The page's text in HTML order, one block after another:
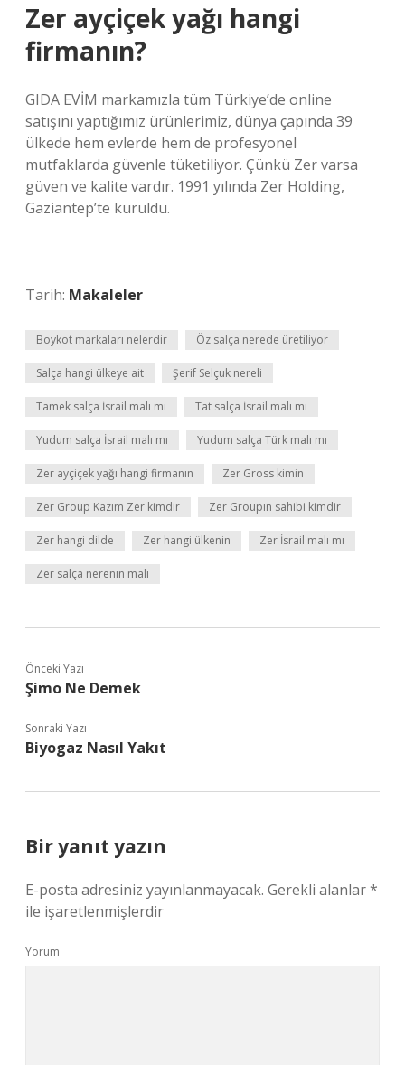
Zer ayçiçek yağı hangi
firmanın?
GIDA EVİM markamızla tüm Türkiye’de online
satışını yaptığımız ürünlerimiz, dünya çapında 39
ülkede hem evlerde hem de profesyonel
mutfaklarda güvenle tüketiliyor. Çünkü Zer varsa
güven ve kalite vardır. 1991 yılında Zer Holding,
Gaziantep’te kuruldu.
Tarih: Makaleler
Boykot markaları nelerdir Öz salça nerede üretiliyor
Salça hangi ülkeye ait Şerif Selçuk nereli
Tamek salça İsrail malı mı Tat salça İsrail malı mı
Yudum salça İsrail malı mı Yudum salça Türk malı mı
Zer ayçiçek yağı hangi firmanın Zer Gross kimin
Zer Group Kazım Zer kimdir Zer Groupın sahibi kimdir
Zer hangi dilde Zer hangi ülkenin Zer İsrail malı mı
Zer salça nerenin malı
Önceki Yazı
Şimo Ne Demek
Sonraki Yazı
Biyogaz Nasıl Yakıt
Bir yanıt yazın
E-posta adresiniz yayınlanmayacak. Gerekli alanlar*
ile işaretlenmişlerdir
Yorum